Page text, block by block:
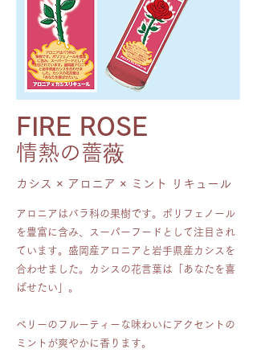
FIRE ROSE
​情熱の薔薇
カシス​ × アロニア × ミント リキュール
アロニアはバラ科の果樹です。ポリフェノール
を豊富に含み、スーパーフードとして注目され
ています。盛岡産アロニアと岩手県産カシスを
合わせました。カシスの花言葉は「あなたを喜
ばせたい」。
ベリーのフルーティーな味わいにアクセントの
ミントが爽やかに香ります。